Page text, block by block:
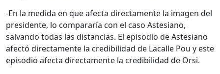
-En la medida en que afecta directamente la imagen del
presidente, lo compararía con el caso Astesiano,
salvando todas las distancias. El episodio de Astesiano
afectó directamente la credibilidad de Lacalle Pou y este
episodio afecta directamente la credibilidad de Orsi.